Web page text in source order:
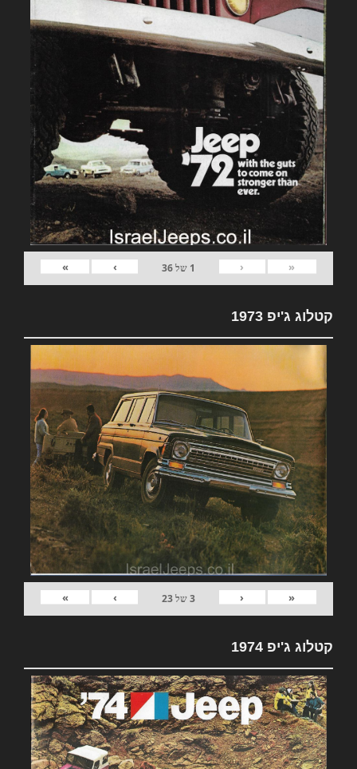
«
‹
1 של36
›
»
קטלוג ג'יפ 1973
«
‹
3של23
›
»
קטלוג ג'יפ 1974